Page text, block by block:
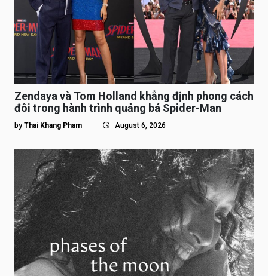
Zendaya và Tom Holland khẳng định phong cách
đôi trong hành trình quảng bá Spider-Man
by Thai Khang Pham August 6, 2026